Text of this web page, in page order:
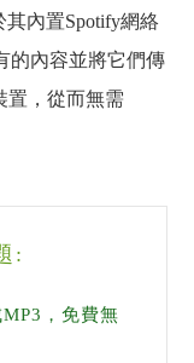
其內置Spotify網絡
的內容並將它們傳
置，從而無需
:
，免費無